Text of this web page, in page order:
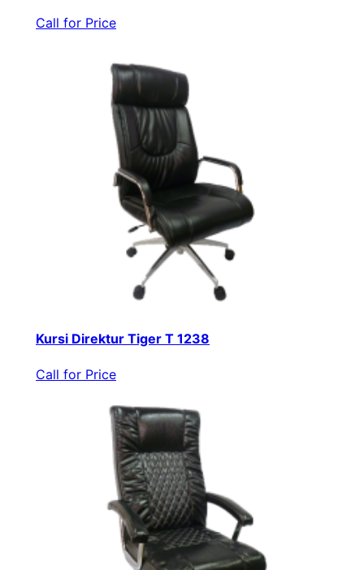
Call for Price
Kursi Direktur Tiger T 1238
Call for Price